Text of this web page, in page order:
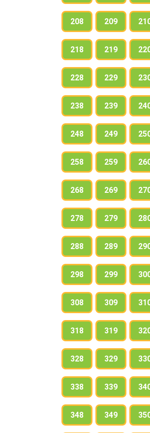
208 209
218 219
228 229
238 239
248 249
258 259
268 269
278 279
288 289
298 299
308 309
318 319
328 329
338 339
348 349